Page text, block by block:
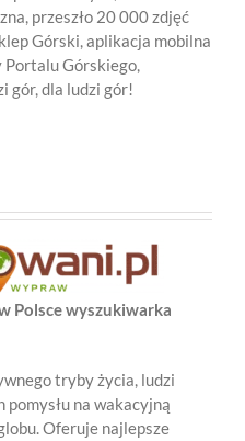
przeszło 20 000 zdjęć
Górski, aplikacja mobilna
Górskiego,
gór, dla ludzi gór!
Polsce wyszukiwarka
tryby życia, ludzi
na wakacyjną
Oferuje najlepsze